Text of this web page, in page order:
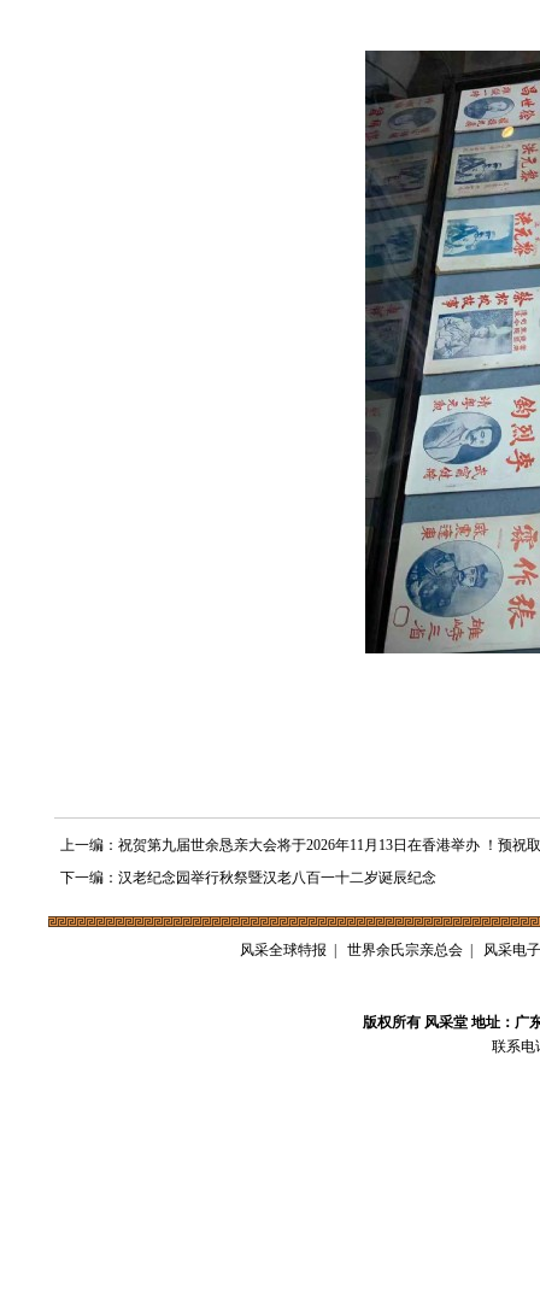
上一编：祝贺第九届世余恳亲大会将于2026年11月13日在香港举办 ！预祝
下一编：汉老纪念园举行秋祭暨汉老八百一十二岁诞辰纪念
风采全球特报 世界余氏宗亲总会 风采电
版权所有 风采堂 地址：广
联系电